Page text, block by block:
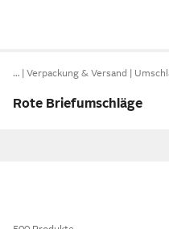
… Verpackung & Versand
Rote Briefumschläge